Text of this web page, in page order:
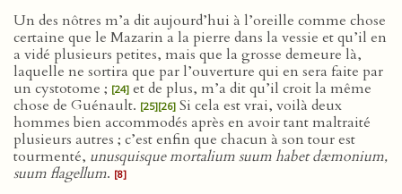
Un des nôtres m’a dit aujourd’hui à l’oreille comme chose
certaine que le Mazarin a la pierre dans la vessie et qu’il en
a vidé plusieurs petites, mais que la grosse demeure là,
laquelle ne sortira que par l’ouverture qui en sera faite par
un cystotome ; [24] et de plus, m’a dit qu’il croit la même
chose de Guénault. [25][26] Si cela est vrai, voilà deux
hommes bien accommodés après en avoir tant maltraité
plusieurs autres ; c’est enfin que chacun à son tour est
tourmenté, unusquisque mortalium suum habet dæmonium,
suum flagellum. [8]